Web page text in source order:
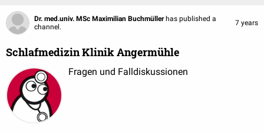
Dr. med.univ. MSc Maximilian Buchmüller has published a
channel.
7 years
Schlafmedizin Klinik Angermühle
Fragen und Falldiskussionen